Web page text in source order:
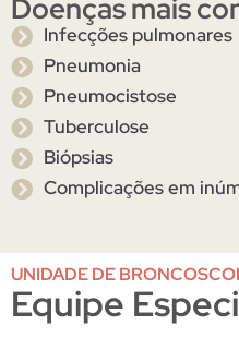
Doenças mais
Infecções pulmonares
Pneumonia
Pneumocistose
Tuberculose
Biópsias
Complicações em
UNIDADE DE
Equipe